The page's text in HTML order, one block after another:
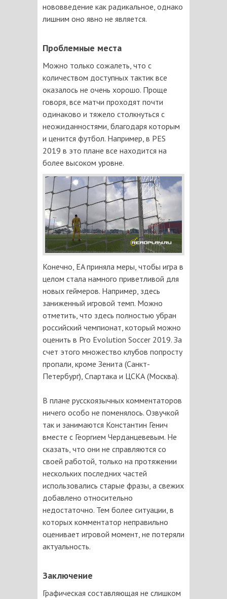
нововведение как радикальное, однако
лишним оно явно не является.
Проблемные места
Можно только сожалеть, что с
количеством доступных тактик все
оказалось не очень хорошо. Проще
говоря, все матчи проходят почти
одинаково и тяжело столкнуться с
неожиданностями, благодаря которым
и ценится футбол. Например, в PES
2019 в это плане все находится на
более высоком уровне.
Конечно, EA приняла меры, чтобы игра в
целом стала намного приветливой для
новых геймеров. Например, здесь
заниженный игровой темп. Можно
отметить, что здесь полностью убран
российский чемпионат, который можно
оценить в Pro Evolution Soccer 2019. За
счет этого множество клубов попросту
пропали, кроме Зенита (Санкт-
Петербург), Спартака и ЦСКА (Москва).
В плане русскоязычных комментаторов
ничего особо не поменялось. Озвучкой
так и занимаются Константин Генич
вместе с Георгием Черданцевевым. Не
сказать, что они не справляются со
своей работой, только на протяжении
нескольких последних частей
использовались старые фразы, а свежих
добавлено относительно
недостаточно. Тем более ситуации, в
которых комментатор неправильно
оценивает игровой момент, не потеряли
актуальность.
Заключение
Графическая составляющая не слишком